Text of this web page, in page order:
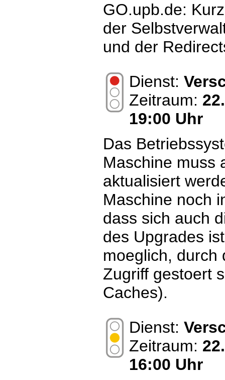
GO.upb.de:
der
und der
Dienst:
Zeitraum:
19:00 Uhr
Das
Maschine muss
aktualisiert
Maschine noch
dass sich auch
des Upgrades
moeglich, durch
Zugriff gestoert
Caches).
Dienst:
Zeitraum:
16:00 Uhr